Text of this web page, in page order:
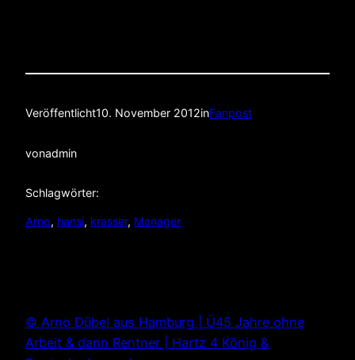
Veröffentlicht10. November 2012inFanpost
vonadmin
Schlagwörter:
Arno, hansi, krasser, Manager
© Arno Dübel aus Hamburg | Ü45 Jahre ohne
Arbeit & dann Rentner | Hartz 4 König &